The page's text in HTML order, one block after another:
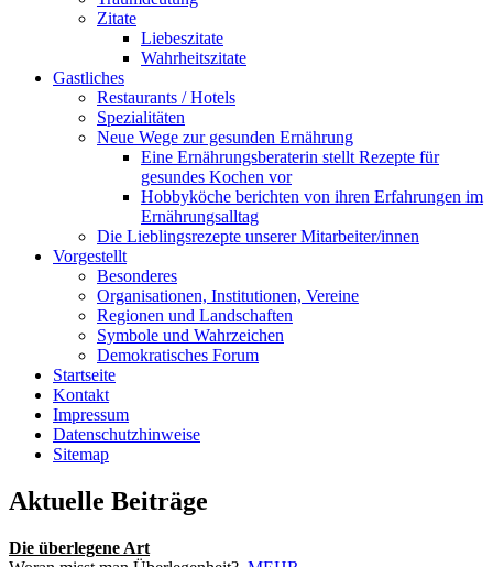
Zitate
Liebeszitate
Wahrheitszitate
Gastliches
Restaurants / Hotels
Spezialitäten
Neue Wege zur gesunden Ernährung
Eine Ernährungsberaterin stellt Rezepte für
gesundes Kochen vor
Hobbyköche berichten von ihren Erfahrungen im
Ernährungsalltag
Die Lieblingsrezepte unserer Mitarbeiter/innen
Vorgestellt
Besonderes
Organisationen, Institutionen, Vereine
Regionen und Landschaften
Symbole und Wahrzeichen
Demokratisches Forum
Startseite
Kontakt
Impressum
Datenschutzhinweise
Sitemap
Aktuelle Beiträge
Die überlegene Art